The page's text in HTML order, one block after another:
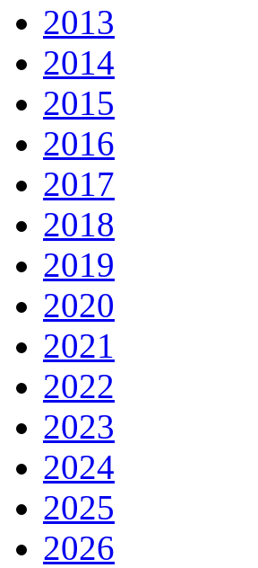
2013
2014
2015
2016
2017
2018
2019
2020
2021
2022
2023
2024
2025
2026